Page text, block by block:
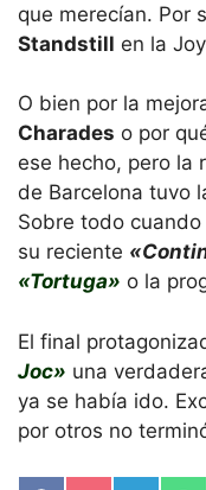
que merecían. Por
Standstill en la
O bien por la
Charades o por
ese hecho, pero la
de Barcelona tuvo
Sobre todo
su reciente
«Tortuga» o la
El final
Joc» una
ya se había ido.
por otros no